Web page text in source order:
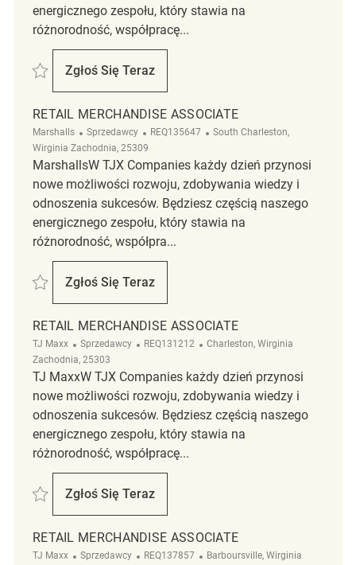
energicznego zespołu, który stawia na
różnorodność, współpracę...
Zapisać Retail Merchandise Associate REQ143042
Zgłoś Się Teraz
Retail Merchandise Associate
RETAIL MERCHANDISE ASSOCIATE
Marshalls Kategoria
Sprzedawcy ReqId
REQ135647 Lokalizacja
South Charleston,
Wirginia Zachodnia, 25309
MarshallsW TJX Companies każdy dzień przynosi
nowe możliwości rozwoju, zdobywania wiedzy i
odnoszenia sukcesów. Będziesz częścią naszego
energicznego zespołu, który stawia na
różnorodność, współpra...
Zapisać Retail Merchandise Associate REQ135647
Zgłoś Się Teraz
Retail Merchandise Associate
RETAIL MERCHANDISE ASSOCIATE
TJ Maxx Kategoria
Sprzedawcy ReqId
REQ131212 Lokalizacja
Charleston, Wirginia
Zachodnia, 25303
TJ MaxxW TJX Companies każdy dzień przynosi
nowe możliwości rozwoju, zdobywania wiedzy i
odnoszenia sukcesów. Będziesz częścią naszego
energicznego zespołu, który stawia na
różnorodność, współpracę...
Zapisać Retail Merchandise Associate REQ131212
Zgłoś Się Teraz
Retail Merchandise Associate
RETAIL MERCHANDISE ASSOCIATE
TJ Maxx Kategoria
Sprzedawcy ReqId
REQ137857 Lokalizacja
Barboursville, Wirginia